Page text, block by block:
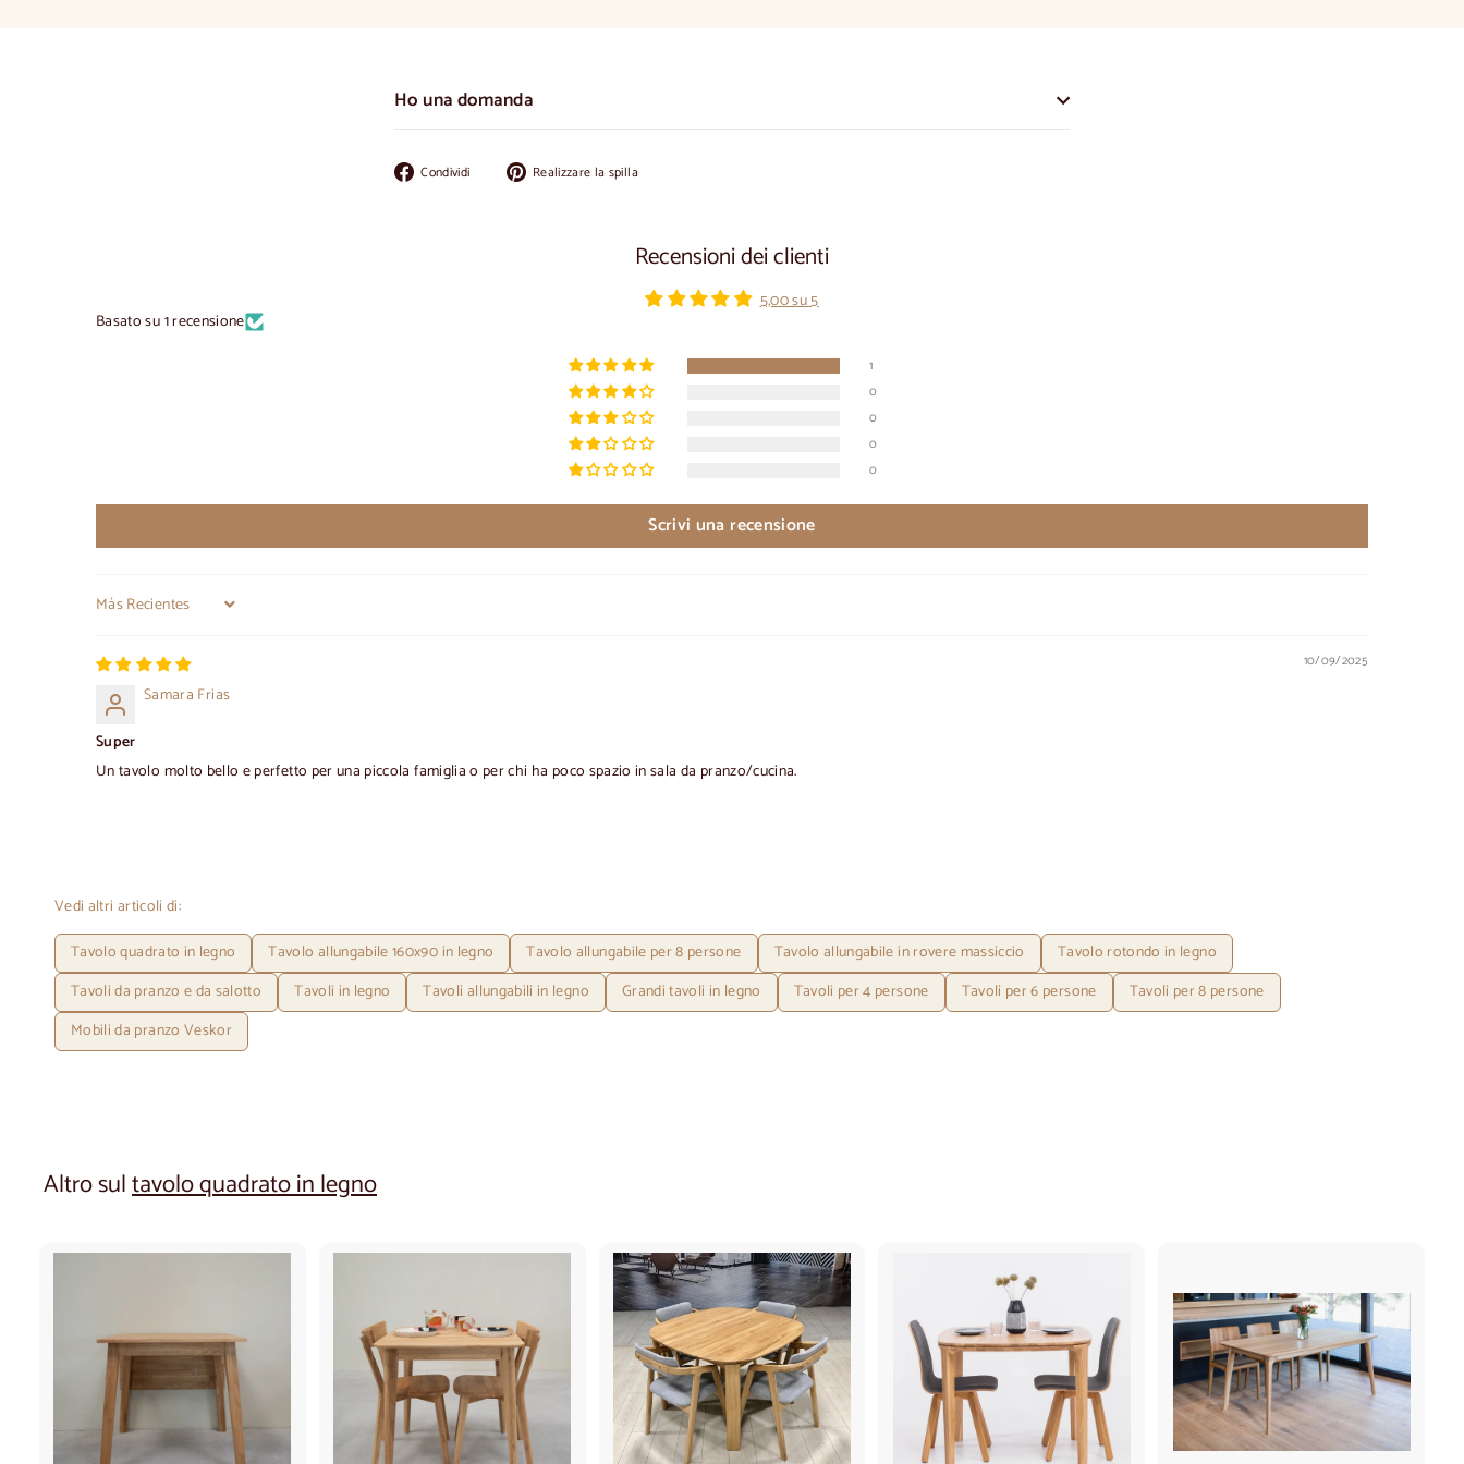
Ho una domanda
Condividi CondividiRealizzare la spilla
Recensioni dei clienti
5,00 su 5
Basato su 1 recensione
1
0
0
0
0
Scrivi una recensione
Sort by
10/09/2025
Samara Frias
Super
Un tavolo molto bello e perfetto per una piccola famiglia o per chi ha poco spazio in sala da pranzo/cucina.
Vedi altri articoli di:
Tavolo quadrato in legno
Tavolo allungabile 160x90 in legno Tavolo allungabile per 8 persone Tavolo allungabile in rovere massiccio
Tavolo rotondo in legno
Tavoli da pranzo e da salotto
Tavoli in legno Tavoli allungabili in legno Grandi tavoli in legno Tavoli per 4 persone Tavoli per 6 persone
Tavoli per 8 persone
Mobili da pranzo Veskor
Altro sultavolo quadrato in legno
A
g
g
i
u
n
g
A
g
g
i
u
n
g
A
g
g
i
u
n
g
i
A
g
g
i
u
n
g
i
A
g
g
i
u
n
i